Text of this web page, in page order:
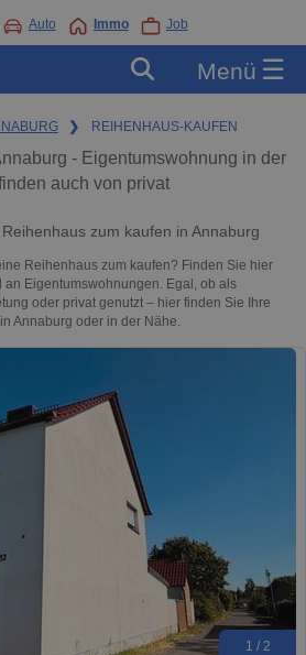
Auto Immo Job
Menü ☰
❯ REIHENHAUS-KAUFEN
- Eigentumswohnung in der
auch von privat
zum kaufen in Annaburg
Reihenhaus zum kaufen? Finden Sie hier
an Eigentumswohnungen. Egal, ob als
oder privat genutzt – hier finden Sie Ihre
Annaburg oder in der Nähe.
1 / 2